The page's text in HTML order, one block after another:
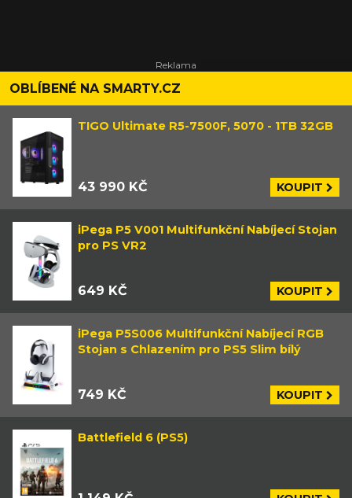
OBLÍBENÉ NA SMARTY.CZ
TIGO Ultimate R5-7500F, 5070 - 1TB 32GB
43 990 KČ KOUPIT
iPega P5 V001 Multifunkční Nabíjecí Stojan
pro PS VR2
649 KČ KOUPIT
iPega P5S006 Multifunkční Nabíjecí RGB
Stojan s Chlazením pro PS5 Slim bílý
749 KČ KOUPIT
Battlefield 6 (PS5)